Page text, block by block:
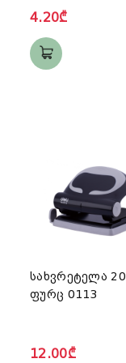
4.20₾
სახვრეტელა 20
ფურც 0113
12.00₾